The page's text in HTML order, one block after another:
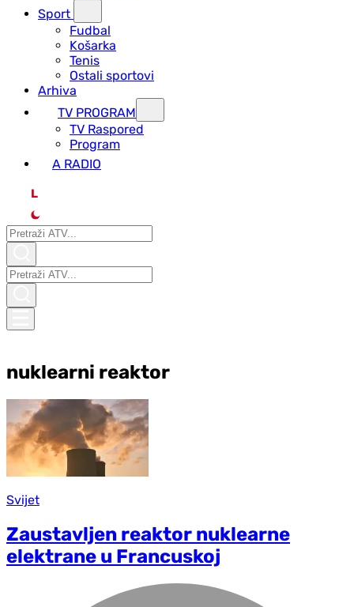
Sport
Fudbal
Košarka
Tenis
Ostali sportovi
Arhiva
TV PROGRAM
ТV Raspored
Program
A RADIO
L
nuklearni reaktor
Svijet
Zaustavljen reaktor nuklearne
elektrane u Francuskoj